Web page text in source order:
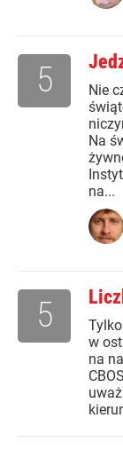
Nie
Na
na...
5
w
na
5